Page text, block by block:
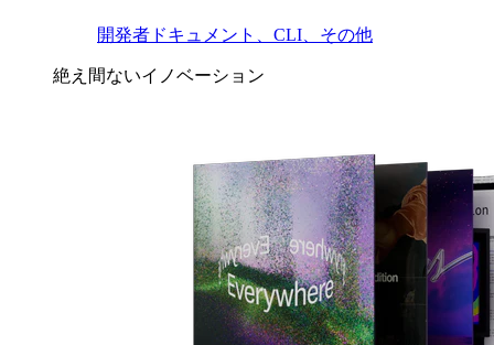
開発者ドキュメント、CLI、その他
絶え間ないイノベーション